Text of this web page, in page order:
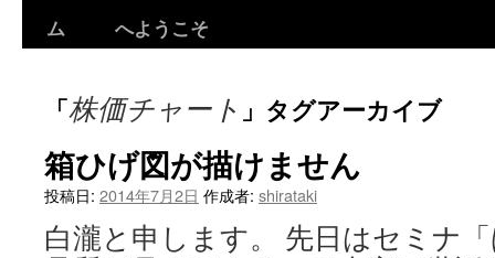
へ
ス
ム
へようこそ
「株価チャート 」タグアーカイブ
箱ひげ図が描けません
投稿日: 2014年7月2日 作成者: shirataki
白瀧と申します。 先日はセミナ